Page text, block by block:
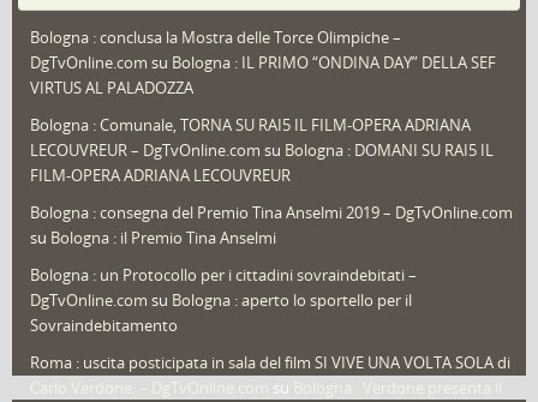
Redazioni(1.052)
Speciali (22)
Sport
That's Bologna Magazine(25)
Video (archivio) (263)
Bologna : conclusa la Mostra delle Torce Olimpiche –
DgTvOnline.com su Bologna : IL PRIMO “ONDINA DAY” DELLA SEF
VIRTUS AL PALADOZZA
Bologna : Comunale, TORNA SU RAI5 IL FILM-OPERA ADRIANA
LECOUVREUR – DgTvOnline.com su Bologna : DOMANI SU RAI5 IL
FILM-OPERA ADRIANA LECOUVREUR
Bologna : consegna del Premio Tina Anselmi 2019 – DgTvOnline.com
su Bologna : il Premio Tina Anselmi
Bologna : un Protocollo per i cittadini sovraindebitati –
DgTvOnline.com su Bologna : aperto lo sportello per il
Sovraindebitamento
Roma : uscita posticipata in sala del film SI VIVE UNA VOLTA SOLA di
su